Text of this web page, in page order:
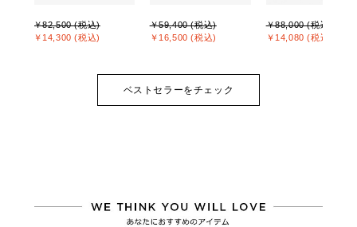
￥82,500 (税込)
￥14,300 (税込)
￥59,400 (税込)
￥16,500 (税込)
￥88,000 (税込)
￥14,080 (税込)
ベストセラーをチェック